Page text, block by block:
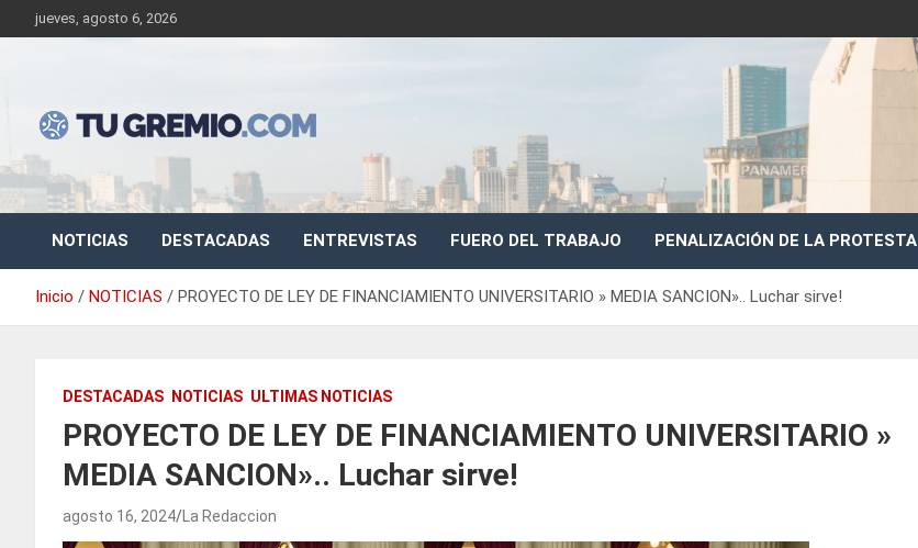
Saltar
al
jueves, agosto 6, 2026
Tu Gremio
Sitio de noticias gremiales – laborales
NOTICIAS DESTACADAS ENTREVISTAS FUERO DEL TRABAJO PENALIZACIÓN DE LA PROTESTA
Inicio NOTICIAS PROYECTO DE LEY DE FINANCIAMIENTO UNIVERSITARIO » MEDIA SANCION».. Luchar sirve!
DESTACADAS NOTICIAS ULTIMAS NOTICIAS
PROYECTO DE LEY DE FINANCIAMIENTO UNIVERSITARIO »
MEDIA SANCION».. Luchar sirve!
agosto 16, 2024 La Redaccion